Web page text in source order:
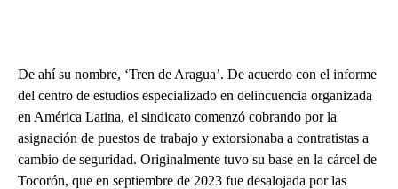
De ahí su nombre, ‘Tren de Aragua’. De acuerdo con el informe
del centro de estudios especializado en delincuencia organizada
en América Latina, el sindicato comenzó cobrando por la
asignación de puestos de trabajo y extorsionaba a contratistas a
cambio de seguridad. Originalmente tuvo su base en la cárcel de
Tocorón, que en septiembre de 2023 fue desalojada por las